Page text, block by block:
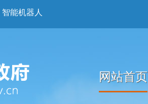
智能机器人
网站首页